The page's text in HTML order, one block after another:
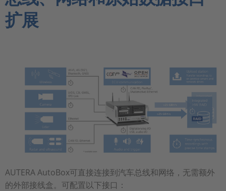
杂志
人才招聘
扩展
AUTERA AutoBox可直接连接到汽车总线和网络，无需额外
的外部接线盒。可配置以下接口：